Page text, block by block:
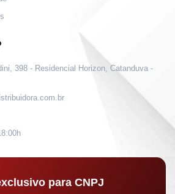
398 - Residencial Horizon, Catanduva -
para CNPJ